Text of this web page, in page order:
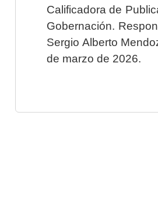
Calificadora de
Gobernación.
Sergio Alberto
de marzo de 2026.